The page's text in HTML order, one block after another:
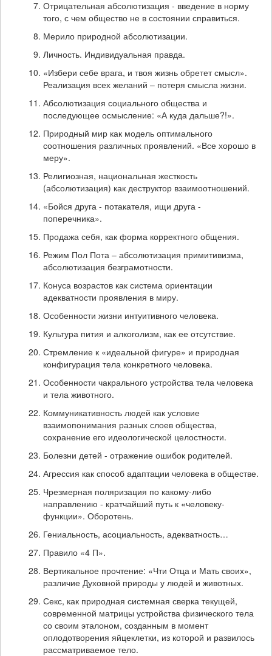
Отрицательная абсолютизация - введение в норму
того, с чем общество не в состоянии справиться.
Мерило природной абсолютизации.
Личность. Индивидуальная правда.
«Избери себе врага, и твоя жизнь обретет смысл».
Реализация всех желаний – потеря смысла жизни.
Абсолютизация социального общества и
последующее осмысление: «А куда дальше?!».
Природный мир как модель оптимального
соотношения различных проявлений. «Все хорошо в
меру».
Религиозная, национальная жесткость
(абсолютизация) как деструктор взаимоотношений.
«Бойся друга - потакателя, ищи друга -
поперечника».
Продажа себя, как форма корректного общения.
Режим Пол Пота – абсолютизация примитивизма,
абсолютизация безграмотности.
Конуса возрастов как система ориентации
адекватности проявления в миру.
Особенности жизни интуитивного человека.
Культура пития и алкоголизм, как ее отсутствие.
Стремление к «идеальной фигуре» и природная
конфигурация тела конкретного человека.
Особенности чакрального устройства тела человека
и тела животного.
Коммуникативность людей как условие
взаимопонимания разных слоев общества,
сохранение его идеологической целостности.
Болезни детей - отражение ошибок родителей.
Агрессия как способ адаптации человека в обществе.
Чрезмерная поляризация по какому-либо
направлению - кратчайший путь к «человеку-
функции». Оборотень.
Гениальность, асоциальность, адекватность…
Правило «4 П».
Вертикальное прочтение: «Чти Отца и Мать своих»,
различие Духовной природы у людей и животных.
Секс, как природная системная сверка текущей,
современной матрицы устройства физического тела
со своим эталоном, созданным в момент
оплодотворения яйцеклетки, из которой и развилось
рассматриваемое тело.